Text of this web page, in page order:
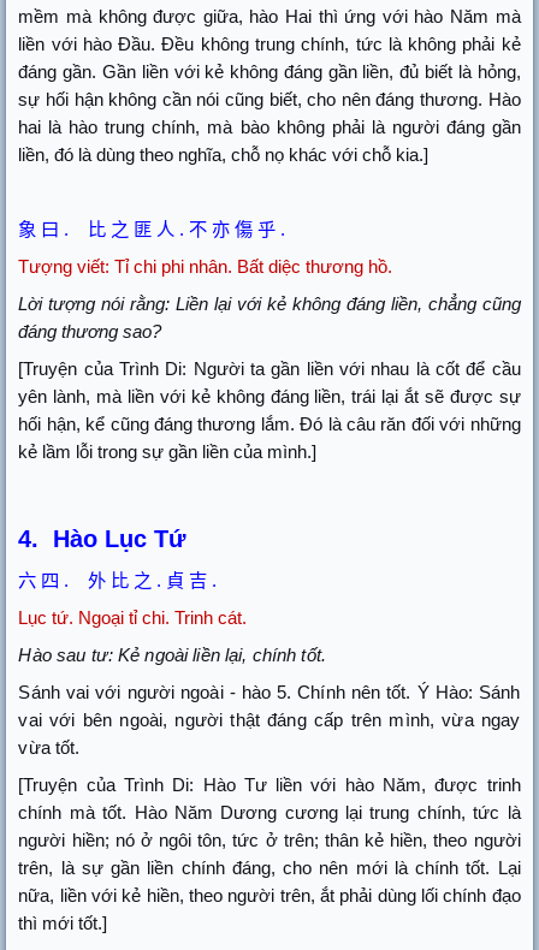
mềm mà không được giữa, hào Hai thì ứng với hào Năm mà
liền với hào Đầu. Đều không trung chính, tức là không phải kẻ
đáng gần. Gần liền với kẻ không đáng gần liền, đủ biết là hỏng,
sự hối hận không cần nói cũng biết, cho nên đáng thương. Hào
hai là hào trung chính, mà bào không phải là người đáng gần
liền, đó là dùng theo nghĩa, chỗ nọ khác với chỗ kia.]
象 曰 . 比 之 匪 人 .不 亦 傷 乎 .
Tượng viết:Tỉ chi phi nhân. Bất diệc thương hồ.
Lời tượng nói rằng: Liền lại với kẻ không đáng liền, chẳng cũng
đáng thương sao?
[Truyện của Trình Di: Người ta gần liền với nhau là cốt để cầu
yên lành, mà liền với kẻ không đáng liền, trái lại ắt sẽ được sự
hối hận, kể cũng đáng thương lắm. Đó là câu răn đối với những
kẻ lầm lỗi trong sự gần liền của mình.]
4. Hào Lục Tứ
六 四 .外 比 之 . 貞 吉 .
Lục tứ. Ngoại tỉ chi. Trinh cát.
Hào sau tư: Kẻ ngoài liền lại, chính tốt.
Sánh vai với người ngoài - hào 5. Chính nên tốt. Ý Hào: Sánh
vai với bên ngoài, người thật đáng cấp trên mình, vừa ngay
vừa tốt.
[Truyện của Trình Di: Hào Tư liền với hào Năm, được trinh
chính mà tốt. Hào Năm Dương cương lại trung chính, tức là
người hiền; nó ở ngôi tôn, tức ở trên; thân kẻ hiền, theo người
trên, là sự gần liền chính đáng, cho nên mới là chính tốt. Lại
nữa, liền với kẻ hiền, theo người trên, ắt phải dùng lối chính đạo
thì mới tốt.]